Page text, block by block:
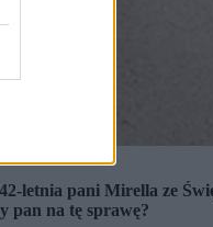
letnia pani Mirella ze
pan na tę sprawę?